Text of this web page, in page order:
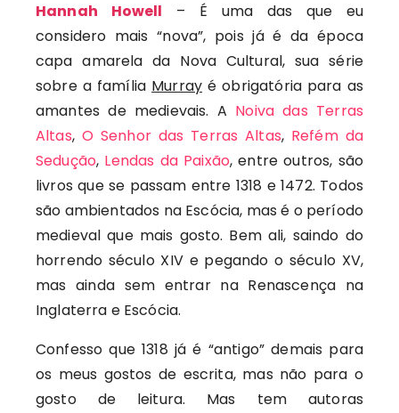
Hannah Howell – É uma das que eu
considero mais “nova”, pois já é da época
capa amarela da Nova Cultural, sua série
sobre a família Murray é obrigatória para as
amantes de medievais. A Noiva das Terras
Altas, O Senhor das Terras Altas, Refém da
Sedução, Lendas da Paixão, entre outros, são
livros que se passam entre 1318 e 1472. Todos
são ambientados na Escócia, mas é o período
medieval que mais gosto. Bem ali, saindo do
horrendo século XIV e pegando o século XV,
mas ainda sem entrar na Renascença na
Inglaterra e Escócia.
Confesso que 1318 já é “antigo” demais para
os meus gostos de escrita, mas não para o
gosto de leitura. Mas tem autoras